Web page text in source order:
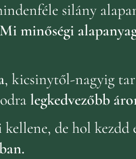
silány
Mi minőségi
, kicsinytől-nagyig
legkedvezőbb
de hol kezdd